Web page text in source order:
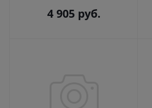
4 905 руб.